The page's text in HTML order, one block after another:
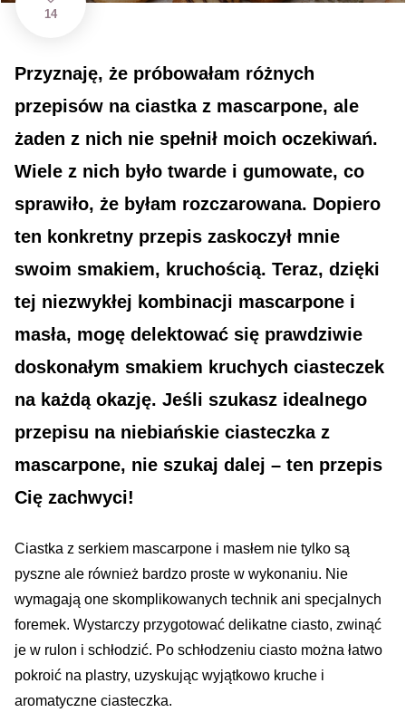
14
Przyznaję, że próbowałam różnych
przepisów na ciastka z mascarpone, ale
żaden z nich nie spełnił moich oczekiwań.
Wiele z nich było twarde i gumowate, co
sprawiło, że byłam rozczarowana. Dopiero
ten konkretny przepis zaskoczył mnie
swoim smakiem, kruchością. Teraz, dzięki
tej niezwykłej kombinacji mascarpone i
masła, mogę delektować się prawdziwie
doskonałym smakiem kruchych ciasteczek
na każdą okazję. Jeśli szukasz idealnego
przepisu na niebiańskie ciasteczka z
mascarpone, nie szukaj dalej – ten przepis
Cię zachwyci!
Ciastka z serkiem mascarpone i masłem nie tylko są
pyszne ale również bardzo proste w wykonaniu. Nie
wymagają one skomplikowanych technik ani specjalnych
foremek. Wystarczy przygotować delikatne ciasto, zwinąć
je w rulon i schłodzić. Po schłodzeniu ciasto można łatwo
pokroić na plastry, uzyskując wyjątkowo kruche i
aromatyczne ciasteczka.